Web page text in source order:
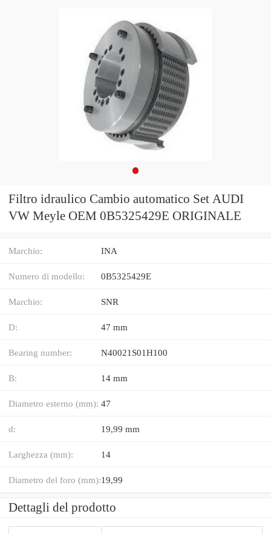
Filtro idraulico Cambio automatico Set AUDI
VW Meyle OEM 0B5325429E ORIGINALE
Marchio: INA
Numero di modello: 0B5325429E
Marchio: SNR
D: 47 mm
Bearing number: N40021S01H100
B: 14 mm
Diametro esterno (mm): 47
d: 19,99 mm
Larghezza (mm): 14
Diametro del foro (mm):19,99
Dettagli del prodotto